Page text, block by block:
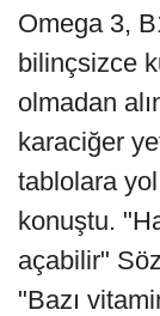
Omega 3,
bilinçsizce
olmadan
karaciğer
tablolara
konuştu.
açabilir"
"Bazı